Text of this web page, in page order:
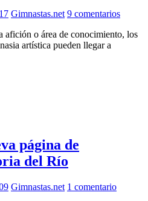
Gimnastas.net 9 comentarios
afición o área de conocimiento, los
artística pueden llegar a
página de
del Río
Gimnastas.net 1 comentario